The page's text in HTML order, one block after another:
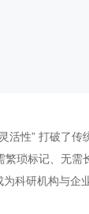
性” 打破了
琐标记、无
科研机构与